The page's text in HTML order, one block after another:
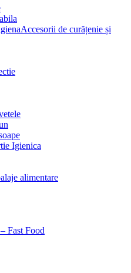
Accesorii de curățenie și
Igienica
alimentare
Fast Food